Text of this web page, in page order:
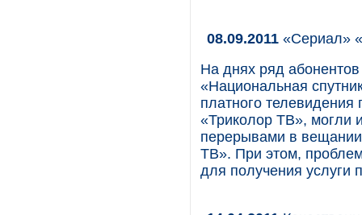
08.09.2011 «Сериал»
На днях ряд
«Национальная
платного телевидения
«Триколор ТВ», могли
перерывами в вещании
ТВ». При этом,
для получения услуги